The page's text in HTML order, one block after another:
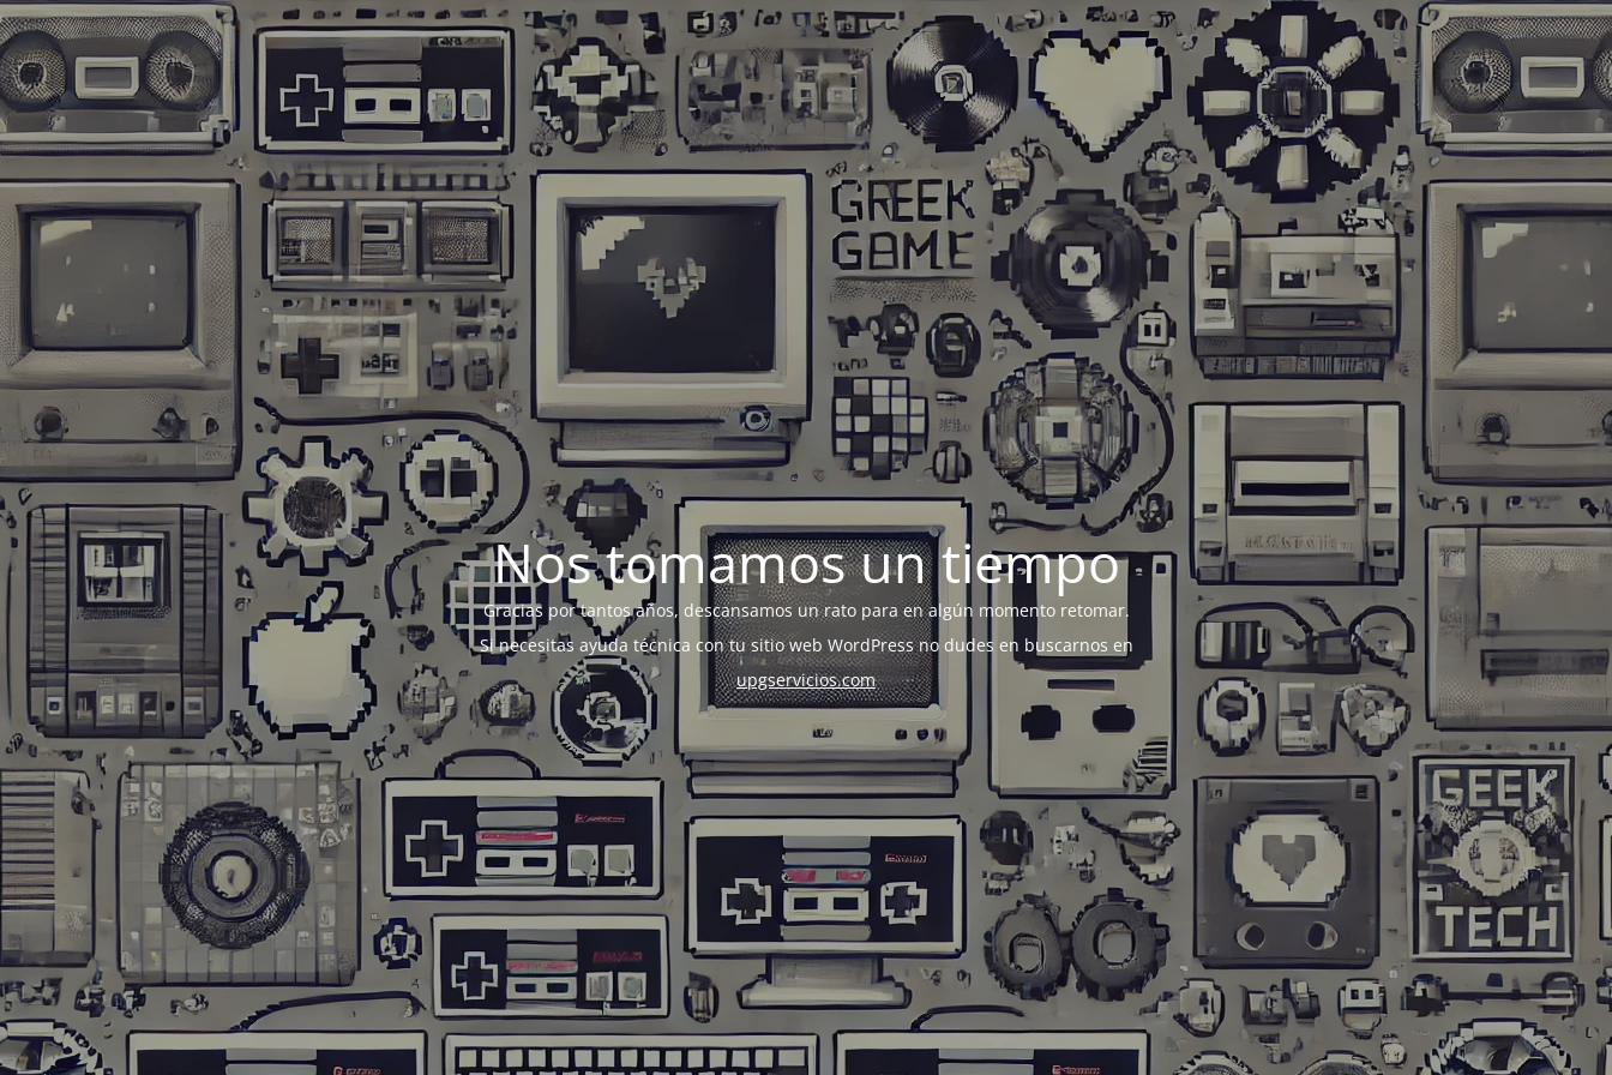
Nos tomamos un tiempo
Gracias por tantos años, descansamos un rato para en algún momento retomar.
Si necesitas ayuda técnica con tu sitio web WordPress no dudes en buscarnos en
upgservicios.com